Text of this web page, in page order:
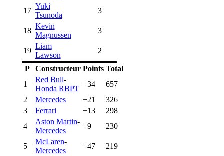
17
Yuki
Tsunoda
3
18
Kevin
Magnussen
3
19
Liam
Lawson
2
P Constructeur Points Total
1
Red Bull-
Honda RBPT
+34
657
2
Mercedes +21
326
3
Ferrari +13
298
4
Aston Martin-
Mercedes
+9 230
5
McLaren-
Mercedes
+47 219